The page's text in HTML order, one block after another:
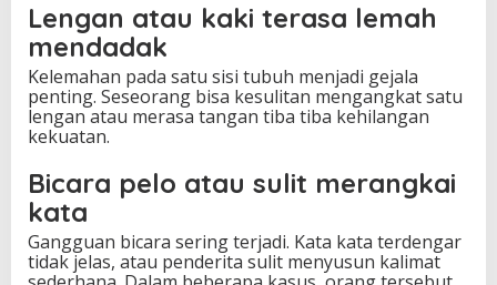
Lengan atau kaki terasa lemah
mendadak
Kelemahan pada satu sisi tubuh menjadi gejala
penting. Seseorang bisa kesulitan mengangkat satu
lengan atau merasa tangan tiba tiba kehilangan
kekuatan.
Bicara pelo atau sulit merangkai
kata
Gangguan bicara sering terjadi. Kata kata terdengar
tidak jelas, atau penderita sulit menyusun kalimat